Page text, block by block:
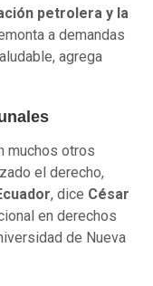
petrolera y la
a demandas
agrega
muchos otros
el derecho,
, dice César
en derechos
de Nueva